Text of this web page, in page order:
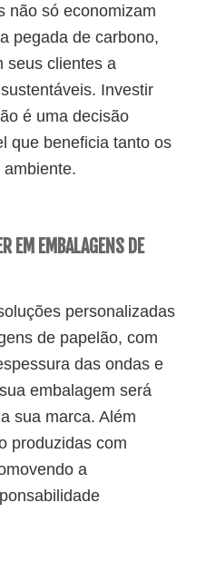
não só economizam
pegada de carbono,
seus clientes a
Investir
é uma decisão
que beneficia tanto os
EM EMBALAGENS DE
personalizadas
de papelão, com
das ondas e
embalagem será
sua marca. Além
produzidas com
a